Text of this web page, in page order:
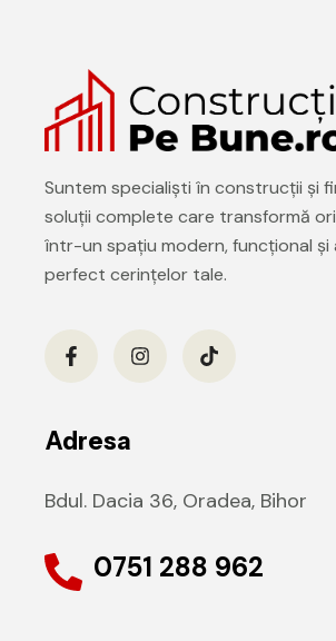
Suntem specialiști în construcții și
soluții complete care transformă
într-un spațiu modern, funcțional
perfect cerințelor tale.
Adresa
Bdul. Dacia 36, Oradea, Bihor
0751 288 962